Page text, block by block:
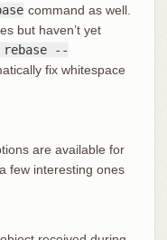
command as well.
but haven’t yet
--
fix whitespace
are available for
few interesting ones